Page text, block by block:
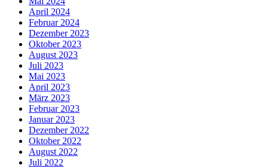
April 2024
Februar 2024
Dezember 2023
Oktober 2023
August 2023
Juli 2023
Mai 2023
April 2023
März 2023
Februar 2023
Januar 2023
Dezember 2022
Oktober 2022
August 2022
Juli 2022